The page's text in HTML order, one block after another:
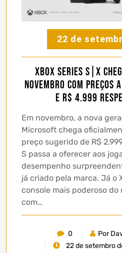
22 de
Xbox Series S|X
novembro com preços
e R$ 4.999
Em novembro, a nova
Microsoft chega
preço sugerido de R$
S passa a oferecer aos
desempenho
já criado pela marca. Já o
console mais poderoso
com…
0
Por
22 de setembro